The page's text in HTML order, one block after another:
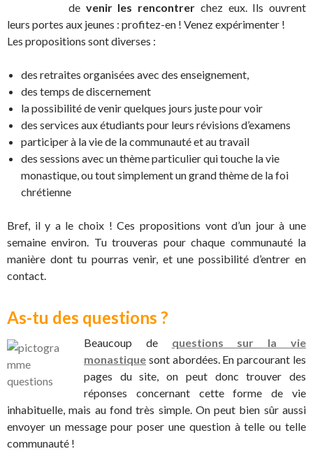
de venir les rencontrer chez eux. Ils ouvrent
leurs portes aux jeunes : profitez-en ! Venez expérimenter !
Les propositions sont diverses :
des retraites organisées avec des enseignement,
des temps de discernement
la possibilité de venir quelques jours juste pour voir
des services aux étudiants pour leurs révisions d’examens
participer à la vie de la communauté et au travail
des sessions avec un thème particulier qui touche la vie
monastique, ou tout simplement un grand thème de la foi
chrétienne
Bref, il y a le choix ! Ces propositions vont d’un jour à une
semaine environ. Tu trouveras pour chaque communauté la
manière dont tu pourras venir, et une possibilité d’entrer en
contact.
As-tu des questions ?
Beaucoup de questions sur la vie
monastique sont abordées. En parcourant les
pages du site, on peut donc trouver des
réponses concernant cette forme de vie
inhabituelle, mais au fond très simple. On peut bien sûr aussi
envoyer un message pour poser une question à telle ou telle
communauté !